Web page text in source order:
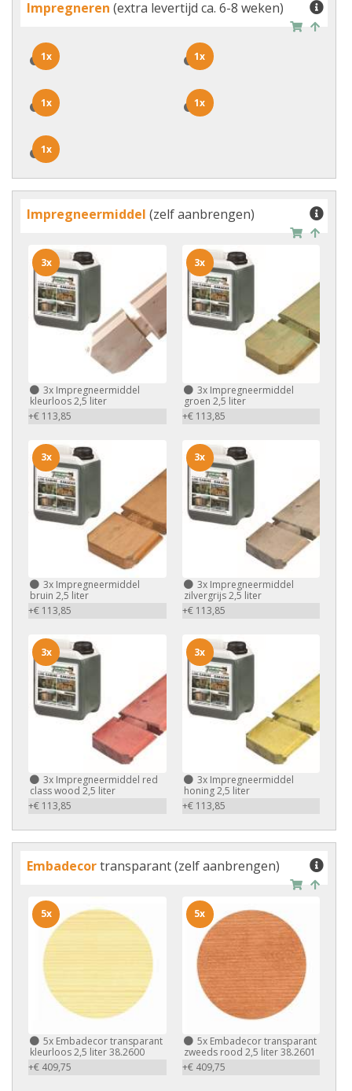
Impregneren (extra levertijd ca. 6-8 weken)
1x
1x 1x
1x
1x
1x 1x
1x
1x
1x
Impregneermiddel (zelf aanbrengen)
3x Impregneermiddel
kleurloos 2,5 liter
+€ 113,85
3x
3xImpregneermiddel
groen 2,5 liter
+€ 113,85
3x
3x Impregneermiddel
bruin 2,5 liter
+€ 113,85
3x
3xImpregneermiddel
zilvergrijs 2,5 liter
+€ 113,85
3x
3x Impregneermiddel red
class wood 2,5 liter
+€ 113,85
3x
3xImpregneermiddel
honing 2,5 liter
+€ 113,85
3x
Embadecortransparant (zelf aanbrengen)
5x Embadecor transparant
kleurloos 2,5 liter 38.2600
+€ 409,75
5x
5xEmbadecor transparant
zweeds rood 2,5 liter 38.2601
+€ 409,75
5x